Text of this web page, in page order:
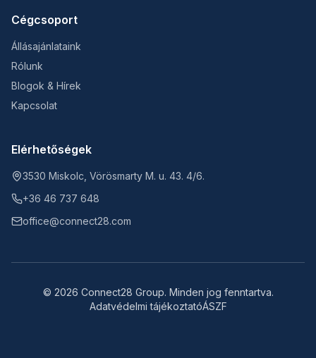
Cégcsoport
Állásajánlataink
Rólunk
Blogok & Hírek
Kapcsolat
Elérhetőségek
3530 Miskolc, Vörösmarty M. u. 43. 4/6.
+36 46 737 648
office@connect28.com
© 2026 Connect28 Group. Minden jog fenntartva.
Adatvédelmi tájékoztatóÁSZF